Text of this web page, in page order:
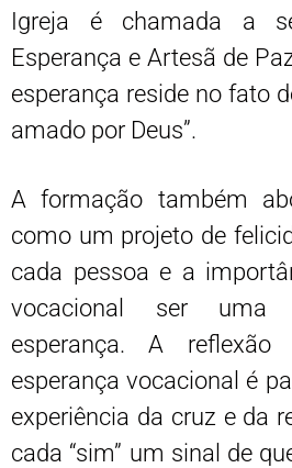
Igreja é chamada a
Esperança e Artesã de
esperança reside no fato
amado por Deus”.
A formação também
como um projeto de
cada pessoa e a
vocacional ser uma
esperança. A
esperança vocacional é
experiência da cruz e da
cada “sim” um sinal de